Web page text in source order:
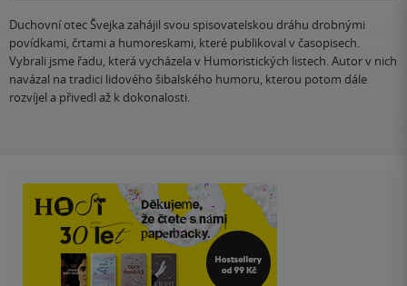
Duchovní otec Švejka zahájil svou spisovatelskou dráhu drobnými
povídkami, črtami a humoreskami, které publikoval v časopisech.
Vybrali jsme řadu, která vycházela v Humoristických listech. Autor v nich
navázal na tradici lidového šibalského humoru, kterou potom dále
rozvíjel a přivedl až k dokonalosti.